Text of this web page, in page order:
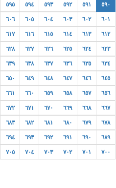
٥٩٠ ٥٩١ ٥٩٢ ٥٩٣ ٥٩٤ ٥٩٥
٦٠١ ٦٠٢ ٦٠٣ ٦٠٤ ٦٠٥ ٦٠٦
٦١٢ ٦١٣ ٦١٤ ٦١٥ ٦١٦ ٦١٧
٦٢٣ ٦٢٤ ٦٢٥ ٦٢٦ ٦٢٧ ٦٢٨
٦٣٤ ٦٣٥ ٦٣٦ ٦٣٧ ٦٣٨ ٦٣٩
٦٤٥ ٦٤٦ ٦٤٧ ٦٤٨ ٦٤٩ ٦٥٠
٦٥٦ ٦٥٧ ٦٥٨ ٦٥٩ ٦٦٠ ٦٦١
٦٦٧ ٦٦٨ ٦٦٩ ٦٧٠ ٦٧١ ٦٧٢
٦٧٨ ٦٧٩ ٦٨٠ ٦٨١ ٦٨٢ ٦٨٣
٦٨٩ ٦٩٠ ٦٩١ ٦٩٢ ٦٩٣ ٦٩٤
٧٠٠ ٧٠١ ٧٠٢ ٧٠٣ ٧٠٤ ٧٠٥